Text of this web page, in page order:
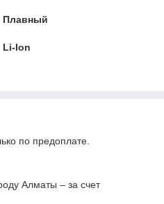
Плавный
Li-Ion
по предоплате.
Алматы – за счет